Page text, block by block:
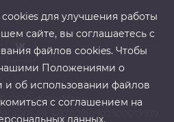
©ООО «КранМаш»
,Р/с 40702810302500019939,
для улучшения работы
сайте, вы соглашаетесь с
файлов cооkies. Чтобы
нашими Положениями о
и об использовании файлов
с соглашением на
данных.